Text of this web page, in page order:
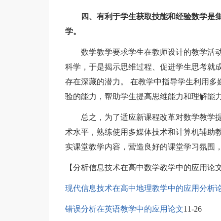
四、有利于学生获取技能和经验数学是
学。
数学教学要求学生在教师设计的教学活动
科学，于是揭示思维过程、促进学生思考就
存在深藏的潜力。 在教学中指导学生利用
验的能力，帮助学生提高思维能力和理解能
总之，为了适应新课程改革对数学教学提
术水平，熟练使用多媒体技术和计算机辅助
实课堂教学内容，营造良好的课堂学习氛围
【分析信息技术在高中数学教学中的应用论
现代信息技术在高中地理教学中的应用分析
错误分析在英语教学中的应用论文11-26